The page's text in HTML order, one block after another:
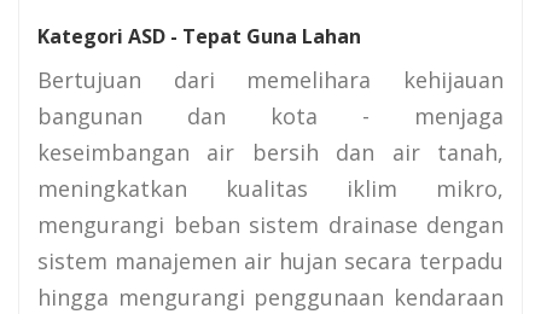
Kategori ASD - Tepat Guna Lahan
Bertujuan dari memelihara kehijauan
bangunan dan kota - menjaga
keseimbangan air bersih dan air tanah,
meningkatkan kualitas iklim mikro,
mengurangi beban sistem drainase dengan
sistem manajemen air hujan secara terpadu
hingga mengurangi penggunaan kendaraan